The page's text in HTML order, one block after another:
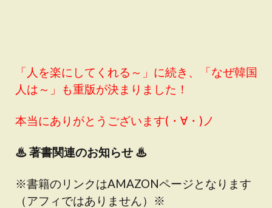
「人を楽にしてくれる～」に続き、「なぜ韓国
人は～」も重版が決まりました！
本当にありがとうございます(・∀・)ノ
♨著書関連のお知らせ ♨
※書籍のリンクはAMAZONページとなります
（アフィではありません）※